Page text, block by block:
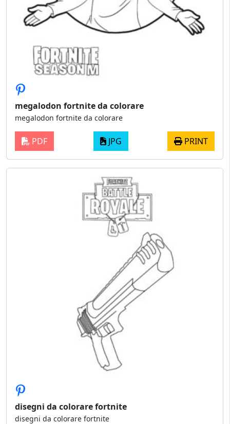
megalodon fortnite da colorare
megalodon fortnite da colorare
PDF JPG PRINT
disegni da colorare fortnite
disegni da colorare fortnite